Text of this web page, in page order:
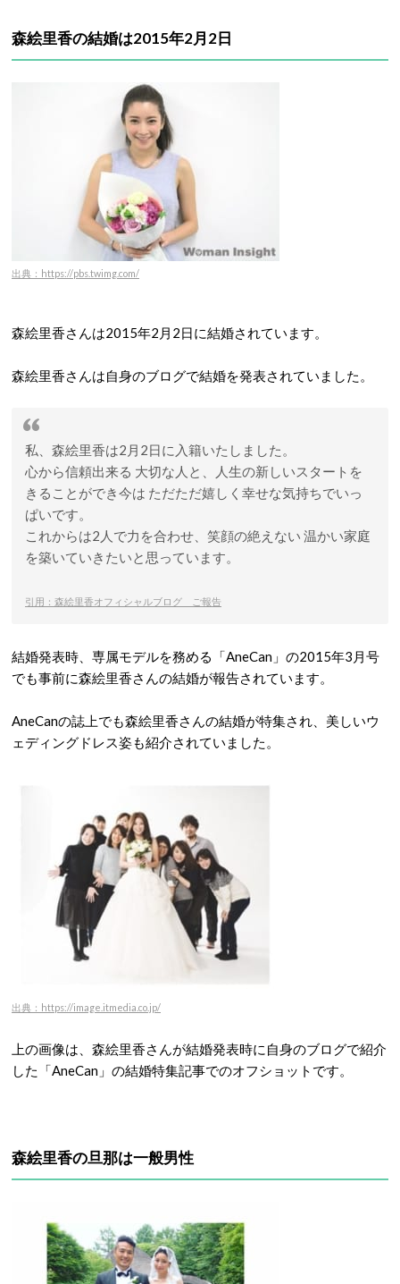
森絵里香の結婚は2015年2月2日
出典：https://pbs.twimg.com/
森絵里香さんは2015年2月2日に結婚されています。
森絵里香さんは自身のブログで結婚を発表されていました。
私、森絵里香は2月2日に入籍いたしました。
心から信頼出来る 大切な人と、人生の新しいスタートを
きることができ今は ただただ嬉しく幸せな気持ちでいっ
ぱいです。
これからは2人で力を合わせ、笑顔の絶えない 温かい家庭
を築いていきたいと思っています。
引用：森絵里香オフィシャルブログ ご報告
結婚発表時、専属モデルを務める「AneCan」の2015年3月号
でも事前に森絵里香さんの結婚が報告されています。
AneCanの誌上でも森絵里香さんの結婚が特集され、美しいウ
ェディングドレス姿も紹介されていました。
出典：https://image.itmedia.co.jp/
上の画像は、森絵里香さんが結婚発表時に自身のブログで紹介
した「AneCan」の結婚特集記事でのオフショットです。
森絵里香の旦那は一般男性